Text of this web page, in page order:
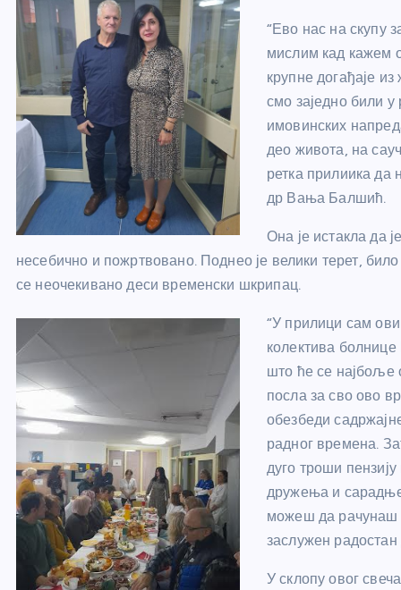
“Ево нас на скупу
мислим кад кажем
крупне догађаје
смо заједно били
имовинских
део живота, на
ретка прилиика да
др Вања Балшић.
Она је истакла да
несебично и пожртвовано. Поднео је велики терет,
се неочекивано деси временски шкрипац.
“У прилици сам
колектива
што ће се најбоље
посла за сво ово
обезбеди
радног времена.
дуго троши
дружења и
можеш да рачунаш
заслужен
У склопу овог